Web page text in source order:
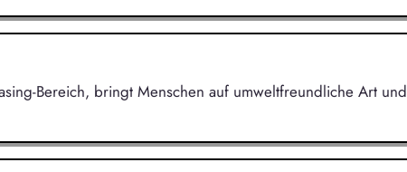
Bereich, bringt Menschen auf umweltfreundliche Art und